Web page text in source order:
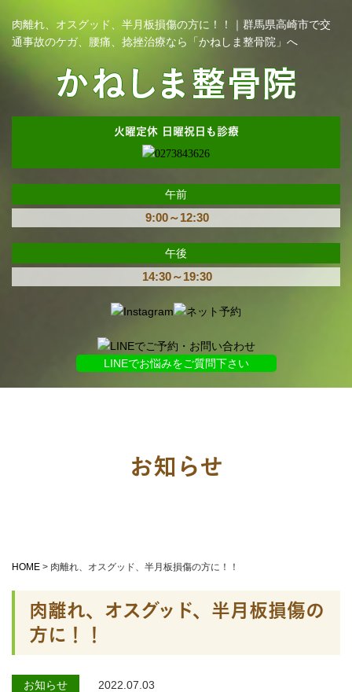
肉離れ、オスグッド、半月板損傷の方に！！｜群馬県高崎市で交
通事故のケガ、腰痛、捻挫治療なら「かねしま整骨院」へ
火曜定休 日曜祝日も診療
午前
9:00～12:30
午後
14:30～19:30
LINEでお悩みをご質問下さい
お知らせ
HOME > 肉離れ、オスグッド、半月板損傷の方に！！
肉離れ、オスグッド、半月板損傷の
方に！！
お知らせ 2022.07.03